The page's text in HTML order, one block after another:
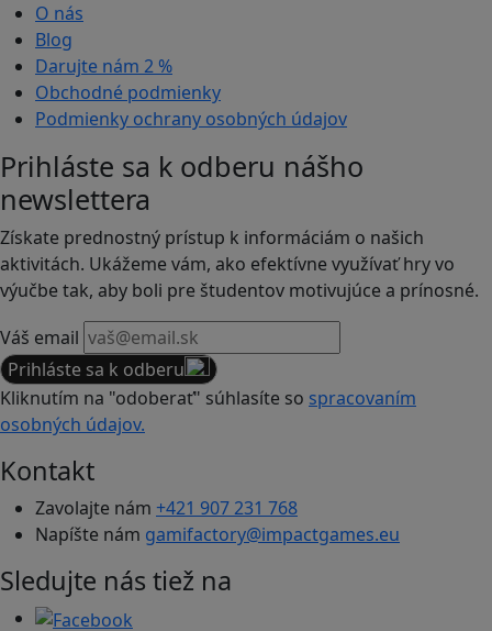
O nás
Blog
Darujte nám 2 %
Obchodné podmienky
Podmienky ochrany osobných údajov
Prihláste sa k odberu nášho
newslettera
Získate prednostný prístup k informáciám o našich
aktivitách. Ukážeme vám, ako efektívne využívať hry vo
výučbe tak, aby boli pre študentov motivujúce a prínosné.
Váš email
Prihláste sa k odberu
Kliknutím na "odoberať" súhlasíte so spracovaním
osobných údajov.
Kontakt
Zavolajte nám +421 907 231 768
Napíšte nám gamifactory@impactgames.eu
Sledujte nás tiež na